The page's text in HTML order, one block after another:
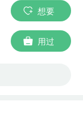
想要
用过